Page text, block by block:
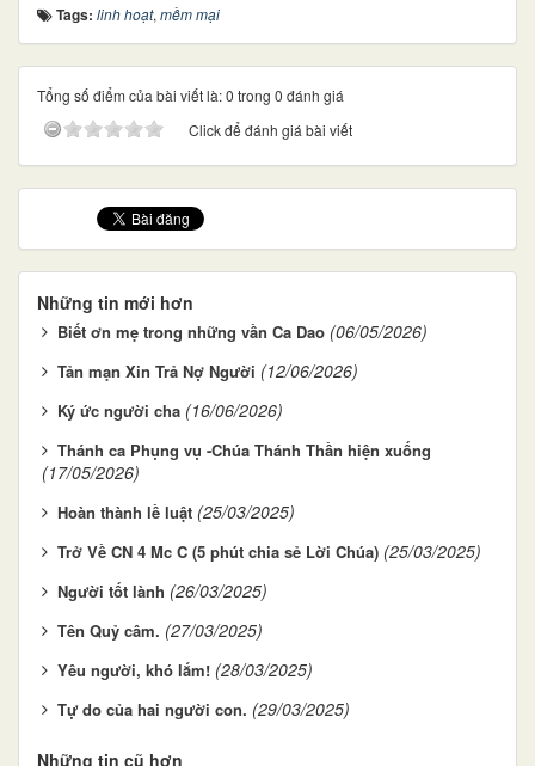
Tags: linh hoạt, mềm mại
Tổng số điểm của bài viết là: 0 trong 0 đánh giá
Click để đánh giá bài viết
Những tin mới hơn
Biết ơn mẹ trong những vần Ca Dao (06/05/2026)
Tản mạn Xin Trả Nợ Người (12/06/2026)
Ký ức người cha (16/06/2026)
Thánh ca Phụng vụ -Chúa Thánh Thần hiện xuống
(17/05/2026)
Hoàn thành lề luật (25/03/2025)
Trở Về CN 4 Mc C (5 phút chia sẻ Lời Chúa) (25/03/2025)
Người tốt lành (26/03/2025)
Tên Quỷ câm. (27/03/2025)
Yêu người, khó lắm! (28/03/2025)
Tự do của hai người con. (29/03/2025)
Những tin cũ hơn